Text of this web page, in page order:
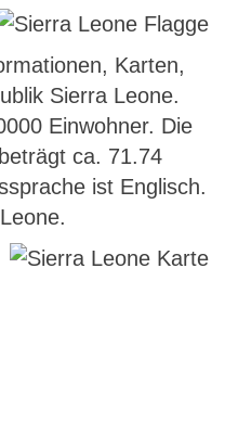
Karten,
Sierra Leone.
Einwohner. Die
ca. 71.74
ist Englisch.